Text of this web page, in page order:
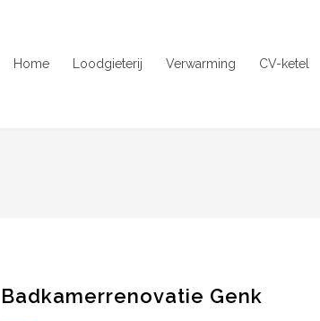
Home Loodgieterij Verwarming CV-ketel
Badkamerrenovatie Genk